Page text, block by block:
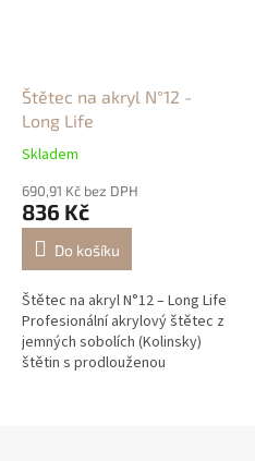
Štětec na akryl N°12 -
Long Life
Skladem
690,91 Kč bez DPH
836 Kč
Do košíku
Štětec na akryl N°12 – Long Life
Profesionální akrylový štětec z
jemných sobolích (Kolinsky)
štětin s prodlouženou